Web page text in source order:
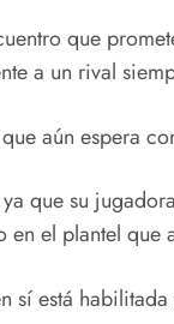
que
a un rival
aún espera
que su
el plantel
está